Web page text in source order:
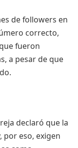
de followers en
correcto,
fueron
a pesar de que
declaró que la
por eso, exigen